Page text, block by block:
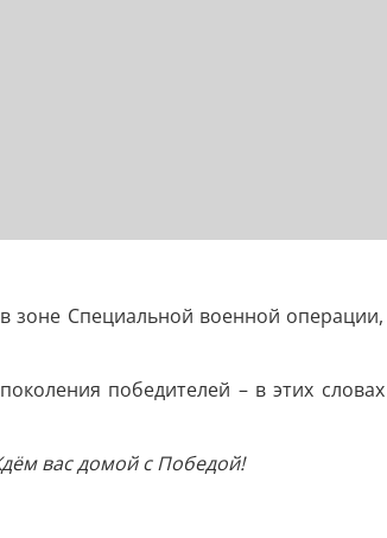
Специальной военной операции,
победителей – в этих
вас домой с Победой!